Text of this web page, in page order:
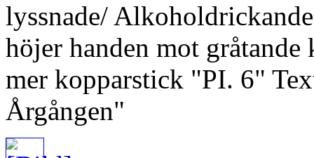
lyssnade/
höjer handen mot
mer kopparstick "PI. 6"
Årgången"